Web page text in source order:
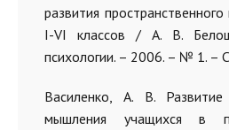
развития
I-VI классов / А. В.
психологии. – 2006. – № 1. –
Василенко, А. В. Развитие
мышления учащихся в